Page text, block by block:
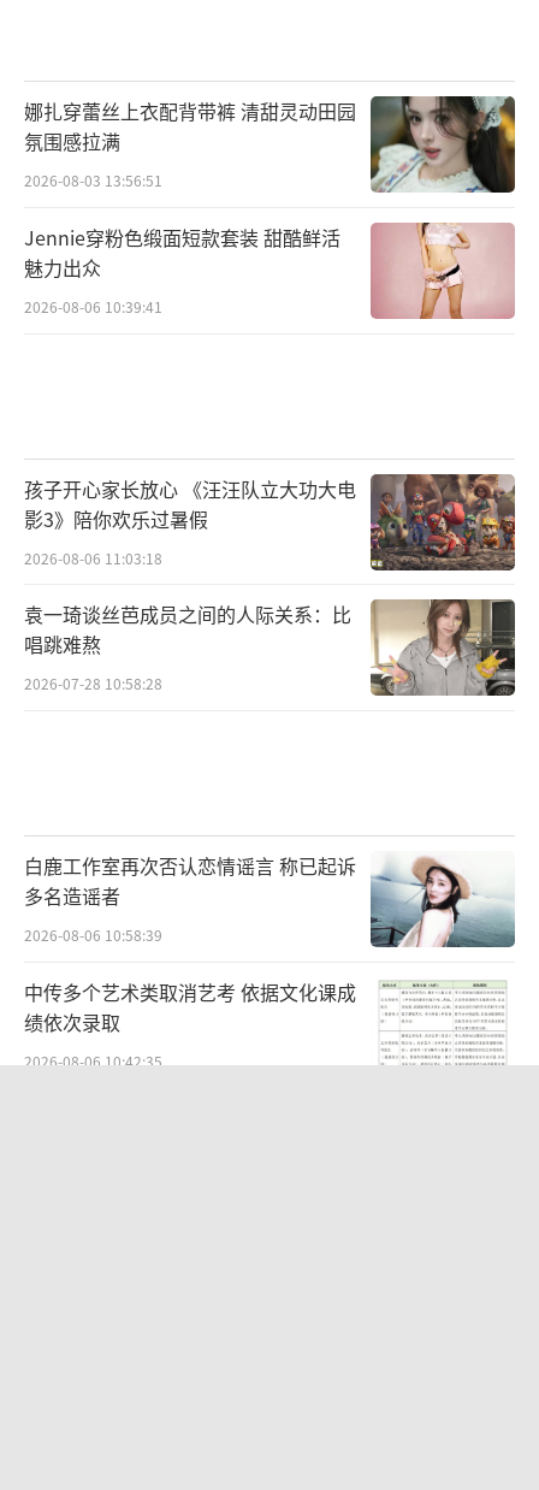
娜扎穿蕾丝上衣配背带裤 清甜灵动田园
氛围感拉满
2026-08-03 13:56:51
Jennie穿粉色缎面短款套装 甜酷鲜活
魅力出众
2026-08-06 10:39:41
孩子开心家长放心 《汪汪队立大功大电
影3》陪你欢乐过暑假
2026-08-06 11:03:18
袁一琦谈丝芭成员之间的人际关系：比
唱跳难熬
2026-07-28 10:58:28
白鹿工作室再次否认恋情谣言 称已起诉
多名造谣者
2026-08-06 10:58:39
中传多个艺术类取消艺考 依据文化课成
绩依次录取
2026-08-06 10:42:35